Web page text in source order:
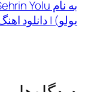
به نام Sehrin Yolu (شهرین
اهنگ آذری